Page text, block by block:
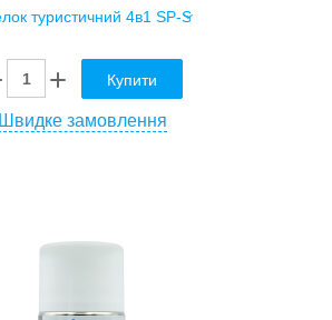
Купити
Швидке замовлення